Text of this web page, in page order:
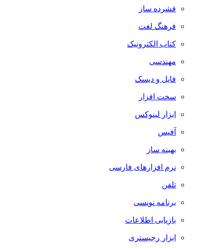
فشرده ساز
فرهنگ لغت
کتاب الکترونیک
مهندسی
فایل و دیسک
سخت افزار
ابزار لینوکس
آفیس
بهینه ساز
نرم افزارهای فارسی
تلفن
برنامه نویسی
بازیابی اطلاعات
ابزار رجیستری